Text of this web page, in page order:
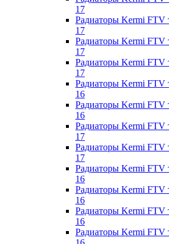
17
Радиаторы Kermi FTV
17
Радиаторы Kermi FTV
17
Радиаторы Kermi FTV
17
Радиаторы Kermi FTV
16
Радиаторы Kermi FTV
16
Радиаторы Kermi FTV
17
Радиаторы Kermi FTV
17
Радиаторы Kermi FTV
16
Радиаторы Kermi FTV
16
Радиаторы Kermi FTV
16
Радиаторы Kermi FTV